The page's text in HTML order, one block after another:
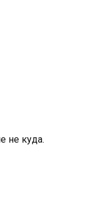
не куда.